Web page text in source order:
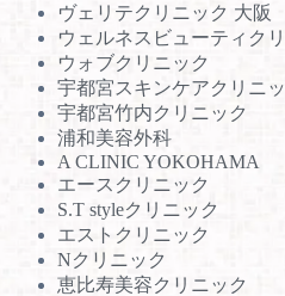
ヴェリテクリニック 大阪
ウェルネスビューティク
ウォブクリニック
宇都宮スキンケアクリニ
宇都宮竹内クリニック
浦和美容外科
A CLINIC YOKOHAMA
エースクリニック
S.T styleクリニック
エストクリニック
Nクリニック
恵比寿美容クリニック